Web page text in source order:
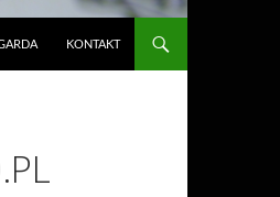
KONTAKT